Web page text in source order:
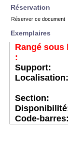
Réservation
Réserver ce document
Exemplaires